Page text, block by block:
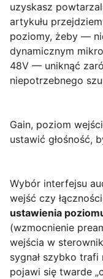
uzyskasz
artykułu
poziomy, żeby —
dynamicznym
48V — uniknąć
niepotrzebnego
Gain, poziom
ustawić głośność,
Wybór interfejsu
wejść czy
ustawienia
(wzmocnienie
wejścia w
sygnał szybko trafi
pojawi się twarde